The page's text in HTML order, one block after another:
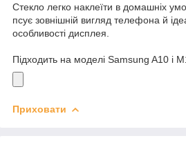
Стекло легко наклеїти в домашніх
псує зовнішній вигляд телефона й
особливості дисплея.
Підходить на моделі Samsung A10 і
Приховати